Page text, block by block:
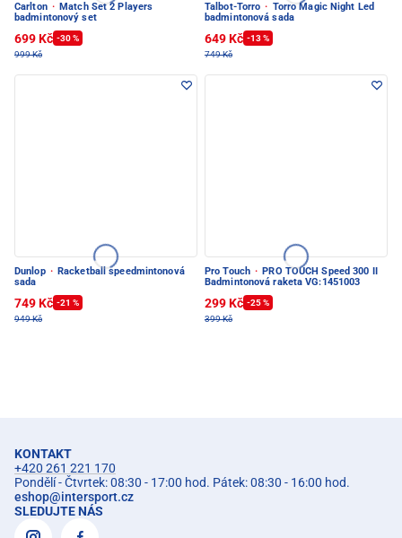
Carlton · Match Set 2 Players
badmintonový set
699 Kč -30 %
999 Kč
Talbot-Torro · Torro Magic Night Led
badmintonová sada
649 Kč -13 %
749 Kč
Dunlop · Racketball speedmintonová
sada
749 Kč -21 %
949 Kč
Pro Touch · PRO TOUCH Speed 300 II
Badmintonová raketa VG:1451003
299 Kč -25 %
399 Kč
KONTAKT
+420 261 221 170
Pondělí - Čtvrtek: 08:30 - 17:00 hod. Pátek: 08:30 - 16:00 hod.
eshop@intersport.cz
SLEDUJTE NÁS